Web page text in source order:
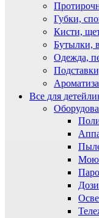
Губки,
Кисти,
Бутылки,
Одежда,
Все для